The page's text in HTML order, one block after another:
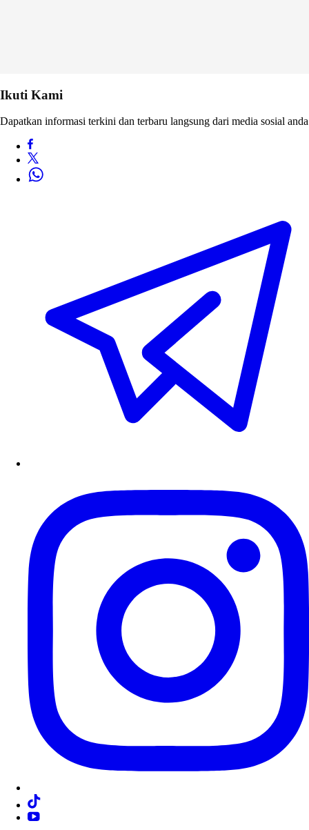
Ikuti Kami
Dapatkan informasi terkini dan terbaru langsung dari media sosial anda